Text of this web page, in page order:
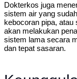
Dokterkos juga
sistem air yang
kebocoran pipa,
akan melakukan
sistem lama secara
dan tepat sasaran.